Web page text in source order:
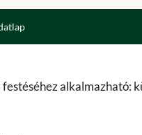
alkalmazható: